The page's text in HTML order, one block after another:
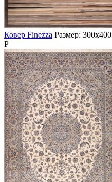
Ковер Finezza Размер: 300х400
Р